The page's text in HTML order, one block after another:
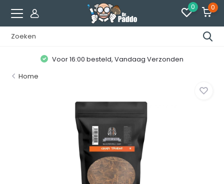
0 0
Voor 16:00 besteld, Vandaag Verzonden
Home